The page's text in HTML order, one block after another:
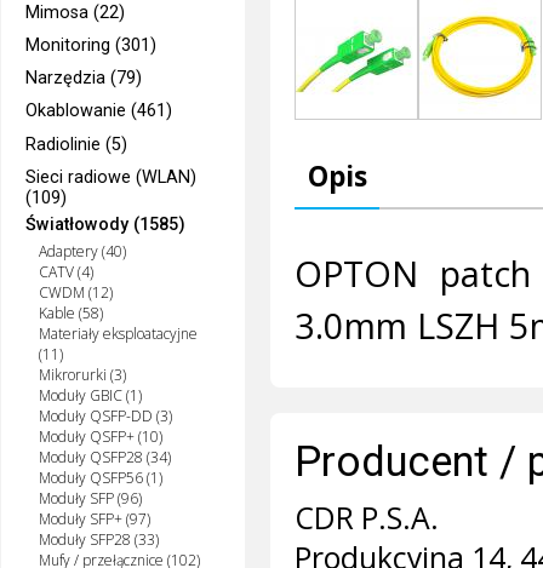
Mimosa (22)
Monitoring (301)
Narzędzia (79)
Okablowanie (461)
Radiolinie (5)
Sieci radiowe (WLAN)
(109)
Światłowody (1585)
Adaptery (40)
CATV (4)
CWDM (12)
Kable (58)
Materiały eksploatacyjne
(11)
Mikrorurki (3)
Moduły GBIC (1)
Moduły QSFP-DD (3)
Moduły QSFP+ (10)
Moduły QSFP28 (34)
Moduły QSFP56 (1)
Moduły SFP (96)
Moduły SFP+ (97)
Moduły SFP28 (33)
Mufy / przełącznice (102)
Opis
OPTON
3.0mm LSZH
Producent /
CDR P.S.A.
Produkcyjna 14,